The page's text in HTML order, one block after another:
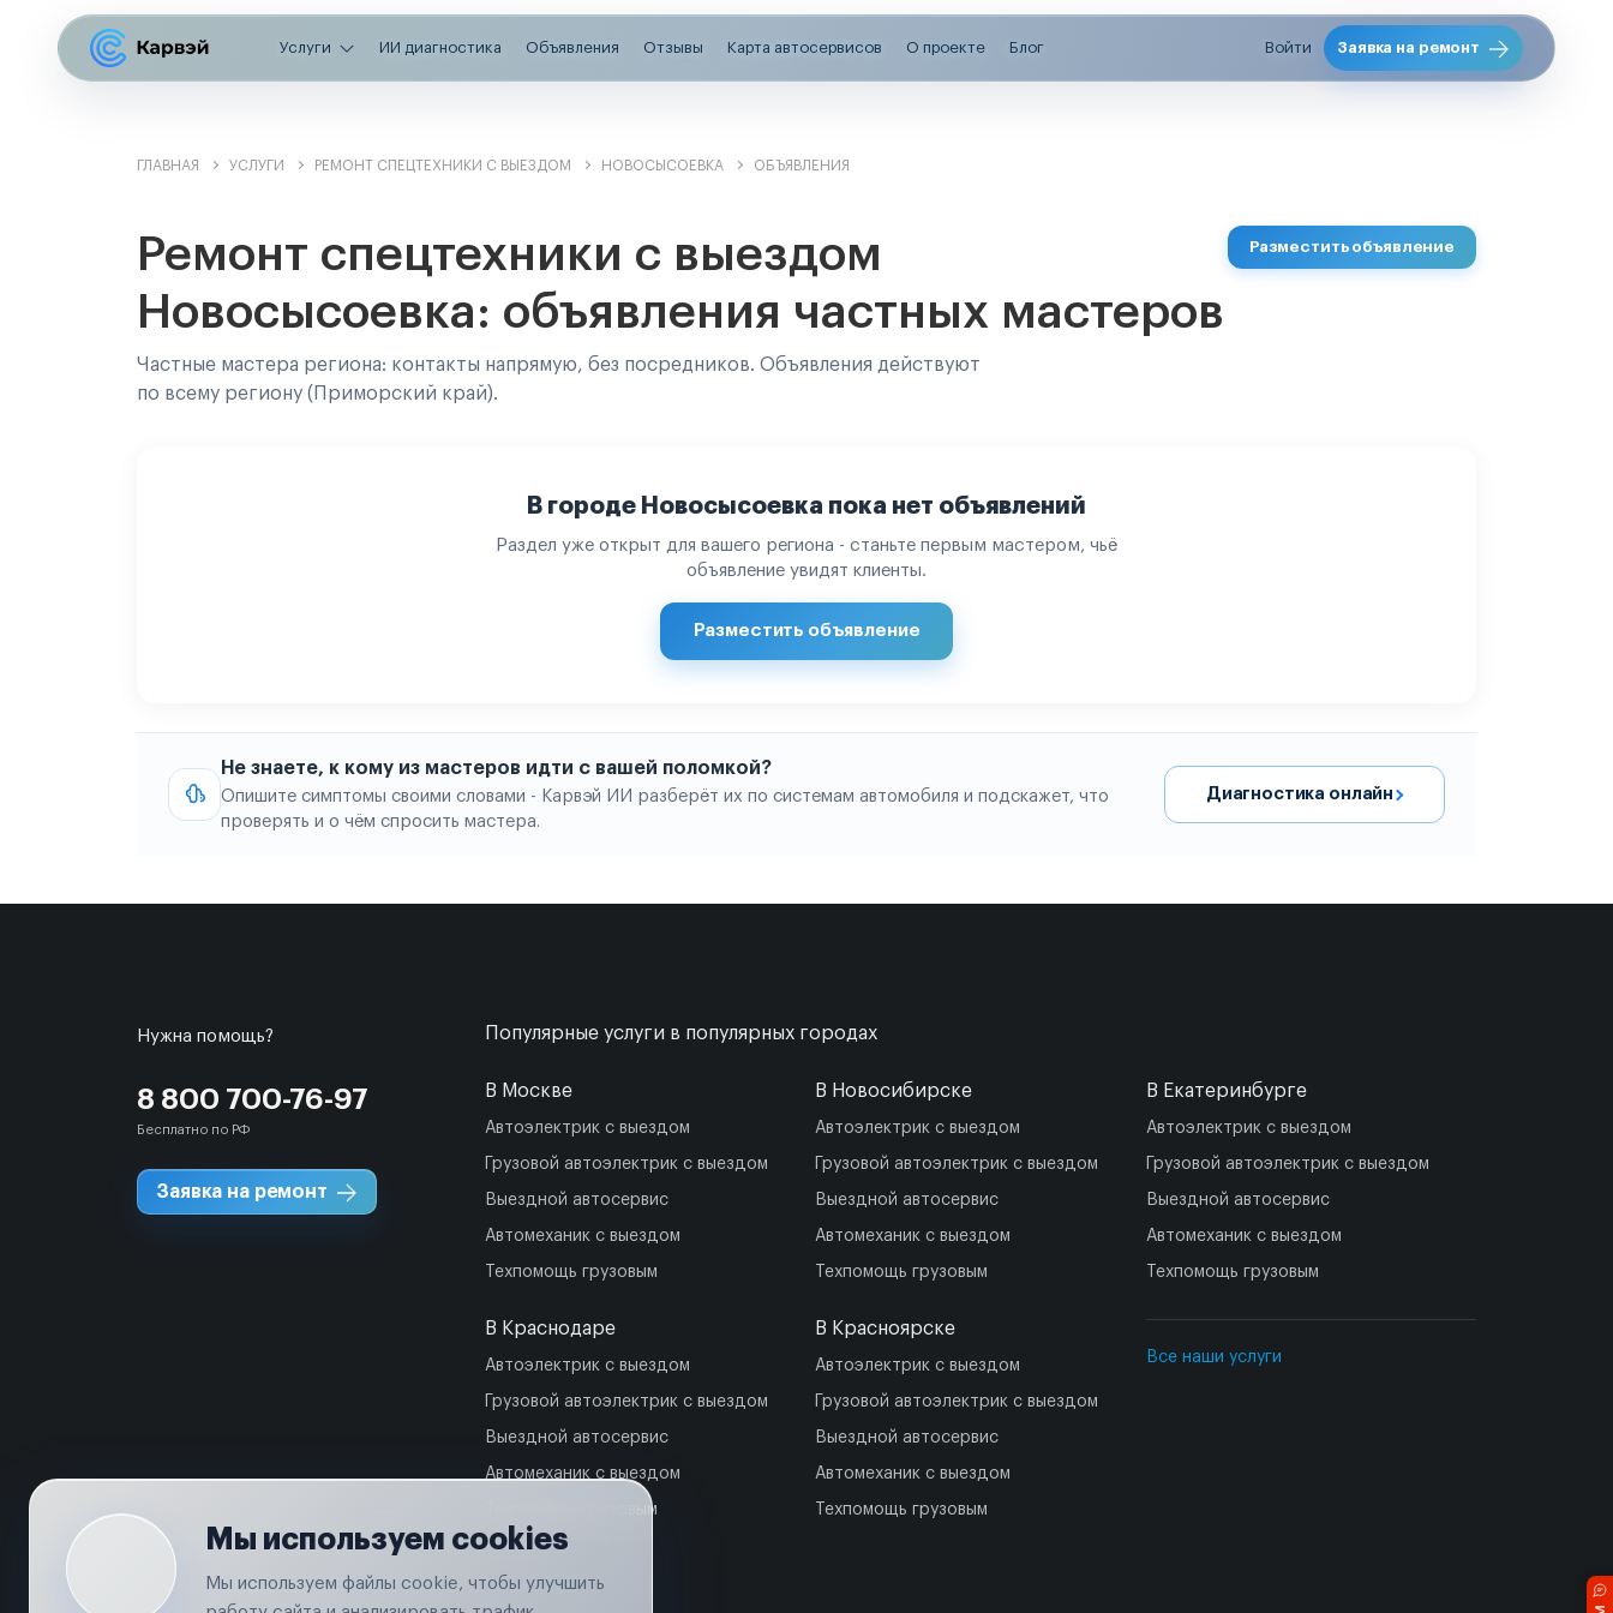
Услуги ИИ диагностика Объявления Отзывы Карта автосервисов О проекте Блог Войти Заявка на ремонт
ГЛАВНАЯ УСЛУГИ РЕМОНТ СПЕЦТЕХНИКИ С ВЫЕЗДОМ НОВОСЫСОЕВКА ОБЪЯВЛЕНИЯ
Ремонт спецтехники с выездом
Новосысоевка: объявления частных мастеров
Частные мастера региона: контакты напрямую, без посредников. Объявления действуют
по всему региону (Приморский край).
Разместить объявление
В городе Новосысоевка пока нет объявлений
Раздел уже открыт для вашего региона - станьте первым мастером, чьё
объявление увидят клиенты.
Разместить объявление
Не знаете, к кому из мастеров идти с вашей поломкой?
Опишите симптомы своими словами - Карвэй ИИ разберёт их по системам автомобиля и подскажет, что
проверять и о чём спросить мастера.
Диагностика онлайн
Нужна помощь?
8 800 700-76-97
Бесплатно по РФ
Заявка на ремонт
Популярные услуги в популярных городах
В Москве
Автоэлектрик с выездом
Грузовой автоэлектрик с выездом
Выездной автосервис
Автомеханик с выездом
Техпомощь грузовым
В Краснодаре
Автоэлектрик с выездом
Грузовой автоэлектрик с выездом
Выездной автосервис
Автомеханик с выездом
Техпомощь грузовым
В Новосибирске
Автоэлектрик с выездом
Грузовой автоэлектрик с выездом
Выездной автосервис
Автомеханик с выездом
Техпомощь грузовым
В Красноярске
Автоэлектрик с выездом
Грузовой автоэлектрик с выездом
Выездной автосервис
Автомеханик с выездом
Техпомощь грузовым
В Екатеринбурге
Автоэлектрик с выездом
Грузовой автоэлектрик с выездом
Выездной автосервис
Автомеханик с выездом
Техпомощь грузовым
Все наши услуги
Мы используем cookies
Мы используем файлы cookie, чтобы улучшить